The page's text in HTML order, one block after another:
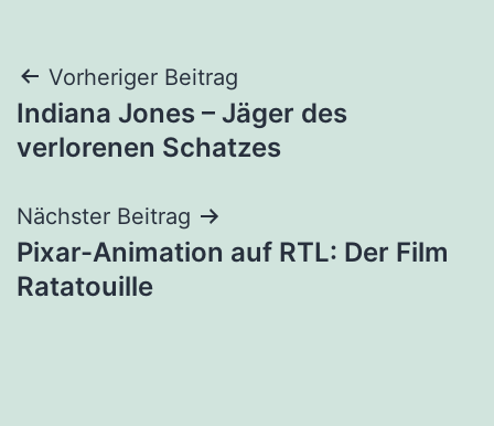
Beitragsnavigation
Vorheriger Beitrag
Indiana Jones – Jäger des
verlorenen Schatzes
Nächster Beitrag
Pixar-Animation auf RTL: Der Film
Ratatouille